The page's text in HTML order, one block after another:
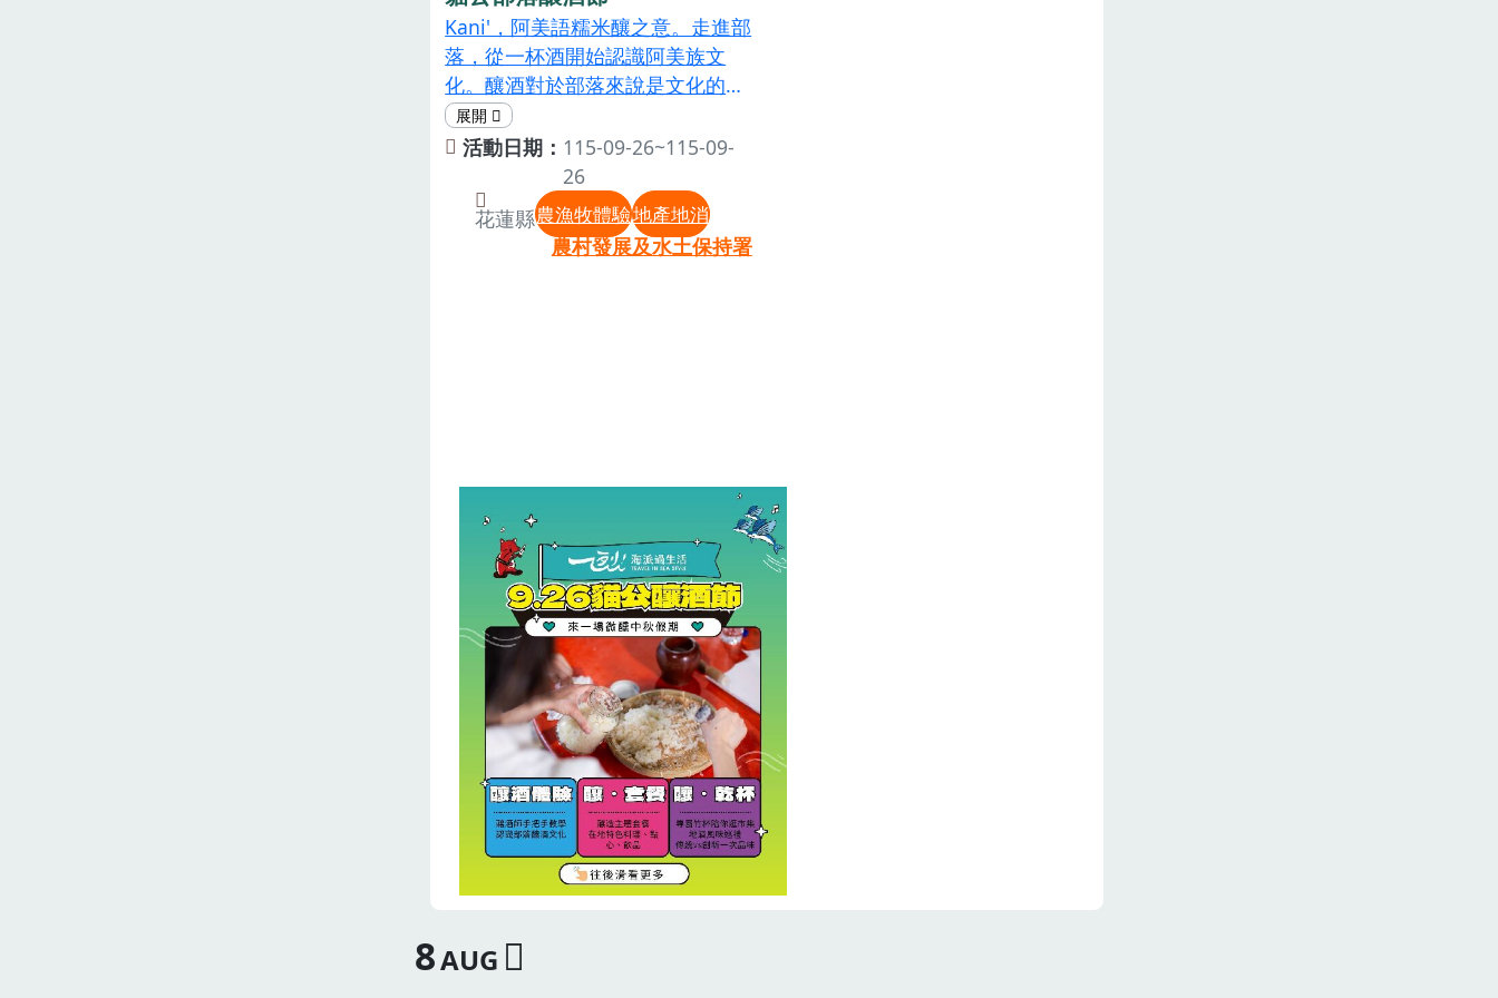
Kani'，阿美語糯米釀之意。走進部
落，從一杯酒開始認識阿美族文
化。釀酒對於部落來說是文化的延
續，酒之於阿美族是神聖的，在從
前糯米釀是很珍貴的，只有在重要
的祭儀或是款待貴客的時候才會拿
出來使用。現場備有數款以藥草製
成的酒麴，您可以依照喜好挑選不
同風味，在部落釀酒師的引導下親
15:30場次二｜16:30場次二｜
17:30活動地點｜花蓮縣豐濱鄉 貓
公部落集合地點｜貓公部落聚會所
（花蓮縣豐濱鄉豐濱村民族街82巷
8-2號）活動費用｜原價NT$800
元/人落觀光嘉年華限定優惠
NT$720元/人人數限制 ｜4人成
團，上限16人年齡限制 ｜12歲以
上（未滿18歲者需家長陪同）本活
動所提供之飲品含酒精，請斟酌自
身情況飲用，勿飲酒過量。飲酒過
量，有害健康，未成年請勿飲酒請
勿酒駕
活動日期： 115-09-26~115-09-
26
花蓮縣農漁牧體驗地產地消
農村發展及水土保持署
8AUG